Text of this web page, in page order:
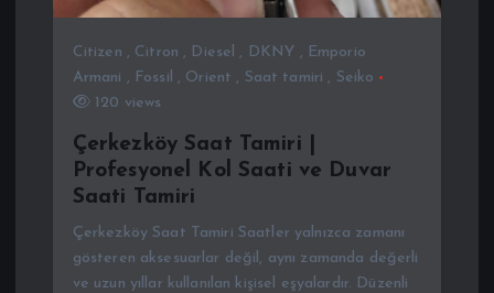
Citizen , Citron , Diesel , DKNY , Emporio
Armani , Fossil , Orient , Saat tamiri , Seiko
120 views
Çerkezköy Saat Tamiri |
Profesyonel Kol Saati ve Duvar
Saati Tamiri
Çerkezköy Saat Tamiri Saatler yalnızca zamanı
gösteren aksesuarlar değil, aynı zamanda değerli
ve uzun yıllar kullanılan kişisel eşyalardır. Düzenli